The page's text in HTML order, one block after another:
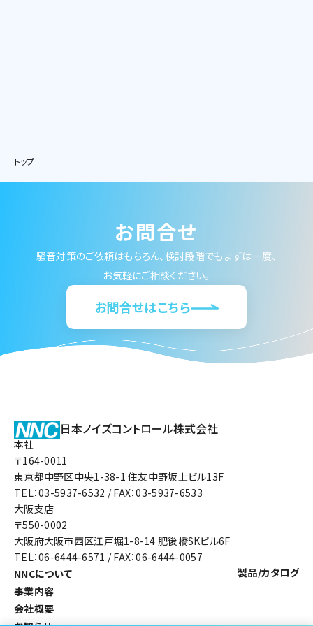
トップ
お問合せ
騒音対策のご依頼はもちろん、検討段階でもまずは一度、
お気軽にご相談ください。
お問合せはこちら
日本ノイズコントロール株式会社
本社
〒164-0011
東京都中野区中央1-38-1 住友中野坂上ビル13F
TEL：03-5937-6532 / FAX：03-5937-6533
大阪支店
〒550-0002
大阪府大阪市西区江戸堀1-8-14 肥後橋SKビル6F
TEL：06-6444-6571 / FAX：06-6444-0057
NNCについて
事業内容
会社概要
製品/カタログ